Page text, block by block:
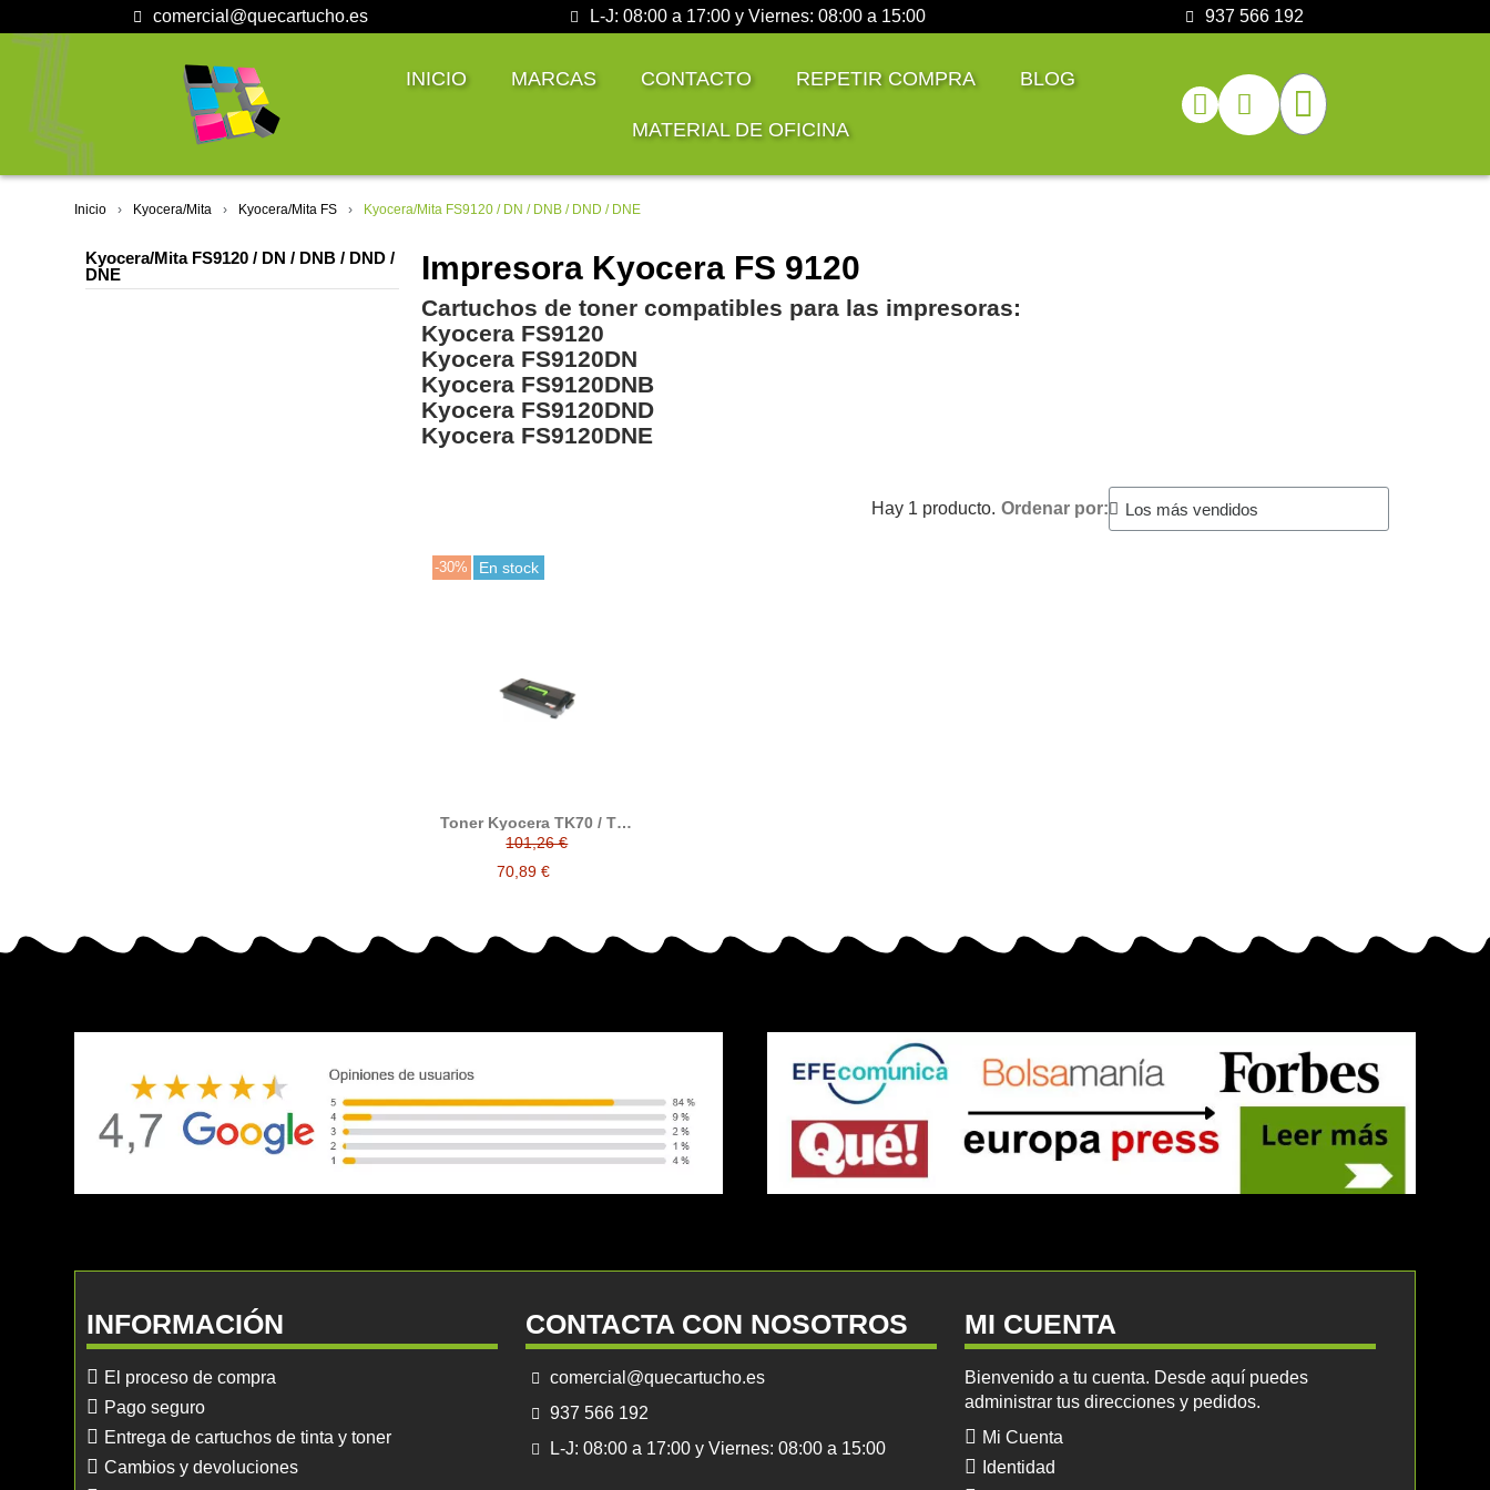
comercial@quecartucho.es L-J: 08:00 a 17:00 y Viernes: 08:00 a 15:00 937 566 192
INICIO MARCAS CONTACTO REPETIR COMPRA BLOG
MATERIAL DE OFICINA
Inicio Kyocera/Mita Kyocera/Mita FS Kyocera/Mita FS9120 / DN / DNB / DND / DNE
Kyocera/Mita FS9120 / DN / DNB / DND /
DNE
Impresora Kyocera FS 9120
Cartuchos de toner compatibles para las impresoras:
Kyocera FS9120
Kyocera FS9120DN
Kyocera FS9120DNB
Kyocera FS9120DND
Kyocera FS9120DNE
Hay 1 producto. Ordenar por:
-30% En stock
Toner Kyocera TK70 / TK-
70 compatible reemplaza a
370AC010
101,26 €
70,89 €
INFORMACIÓN
El proceso de compra
Pago seguro
Entrega de cartuchos de tinta y toner
Cambios y devoluciones
CONTACTA CON NOSOTROS
comercial@quecartucho.es
937 566 192
L-J: 08:00 a 17:00 y Viernes: 08:00 a 15:00
MI CUENTA
Bienvenido a tu cuenta. Desde aquí puedes
administrar tus direcciones y pedidos.
Mi Cuenta
Identidad